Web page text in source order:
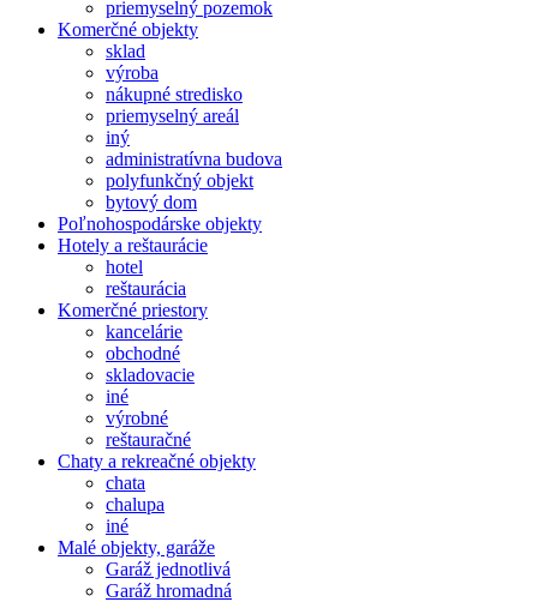
priemyselný pozemok
Komerčné objekty
sklad
výroba
nákupné stredisko
priemyselný areál
iný
administratívna budova
polyfunkčný objekt
bytový dom
Poľnohospodárske objekty
Hotely a reštaurácie
hotel
reštaurácia
Komerčné priestory
kancelárie
obchodné
skladovacie
iné
výrobné
reštauračné
Chaty a rekreačné objekty
chata
chalupa
iné
Malé objekty, garáže
Garáž jednotlivá
Garáž hromadná